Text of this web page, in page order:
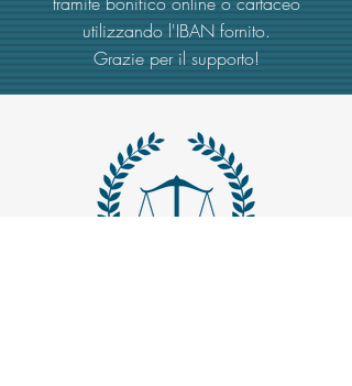
utilizzando l'IBAN fornito.
Grazie per il supporto!